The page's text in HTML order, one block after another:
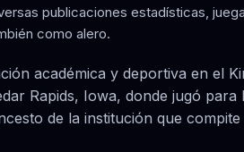
publicaciones estadísticas,
como alero.
académica y deportiva en el
Rapids, Iowa, donde jugó para
de la institución que